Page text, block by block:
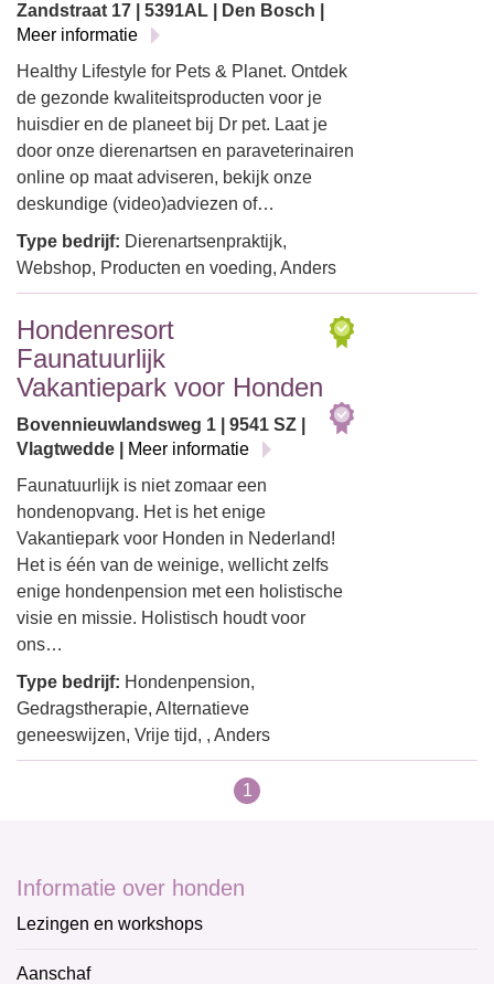
Zandstraat 17 | 5391AL | Den Bosch |
Meer informatie
Healthy Lifestyle for Pets & Planet. Ontdek
de gezonde kwaliteitsproducten voor je
huisdier en de planeet bij Dr pet. Laat je
door onze dierenartsen en paraveterinairen
online op maat adviseren, bekijk onze
deskundige (video)adviezen of…
Type bedrijf: Dierenartsenpraktijk,
Webshop, Producten en voeding, Anders
Hondenresort
Faunatuurlijk
Vakantiepark voor Honden
Bovennieuwlandsweg 1 | 9541 SZ |
Vlagtwedde |
Meer informatie
Faunatuurlijk is niet zomaar een
hondenopvang. Het is het enige
Vakantiepark voor Honden in Nederland!
Het is één van de weinige, wellicht zelfs
enige hondenpension met een holistische
visie en missie. Holistisch houdt voor
ons…
Type bedrijf: Hondenpension,
Gedragstherapie, Alternatieve
geneeswijzen, Vrije tijd, , Anders
1
Informatie over honden
Lezingen en workshops
Aanschaf